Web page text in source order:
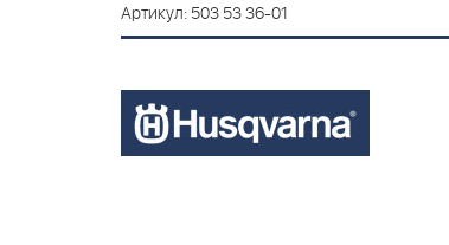
Артикул: 503 53 36-01